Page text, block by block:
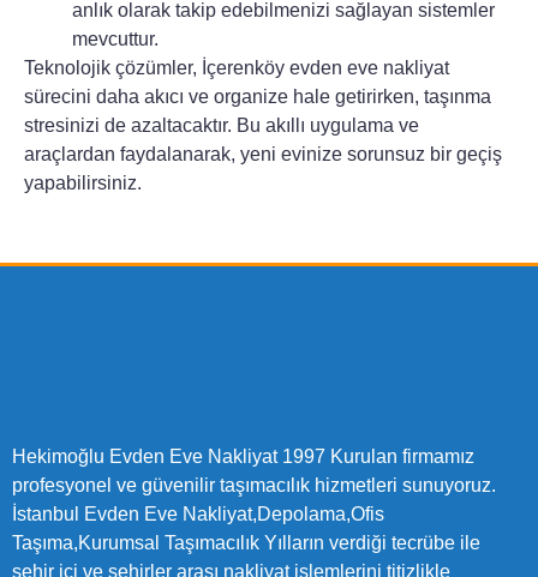
anlık olarak takip edebilmenizi sağlayan sistemler
mevcuttur.
Teknolojik çözümler, İçerenköy evden eve nakliyat
sürecini daha akıcı ve organize hale getirirken, taşınma
stresinizi de azaltacaktır. Bu akıllı uygulama ve
araçlardan faydalanarak, yeni evinize sorunsuz bir geçiş
yapabilirsiniz.
Hekimoğlu Evden Eve Nakliyat 1997 Kurulan firmamız
profesyonel ve güvenilir taşımacılık hizmetleri sunuyoruz.
İstanbul Evden Eve Nakliyat,Depolama,Ofis
Taşıma,Kurumsal Taşımacılık Yılların verdiği tecrübe ile
şehir içi ve şehirler arası nakliyat işlemlerini titizlikle